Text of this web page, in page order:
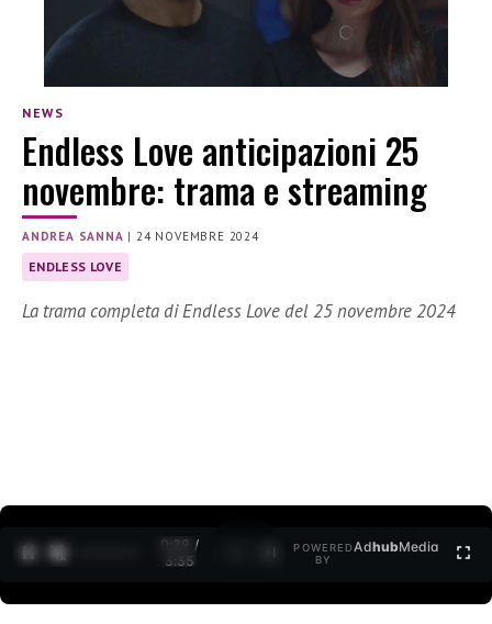
NEWS
Endless Love anticipazioni 25
novembre: trama e streaming
ANDREA SANNA |24 NOVEMBRE 2024
ENDLESS LOVE
La trama completa di Endless Love del 25 novembre 2024
0:30 /
3:35
POWERED
BY
AdhubMedia